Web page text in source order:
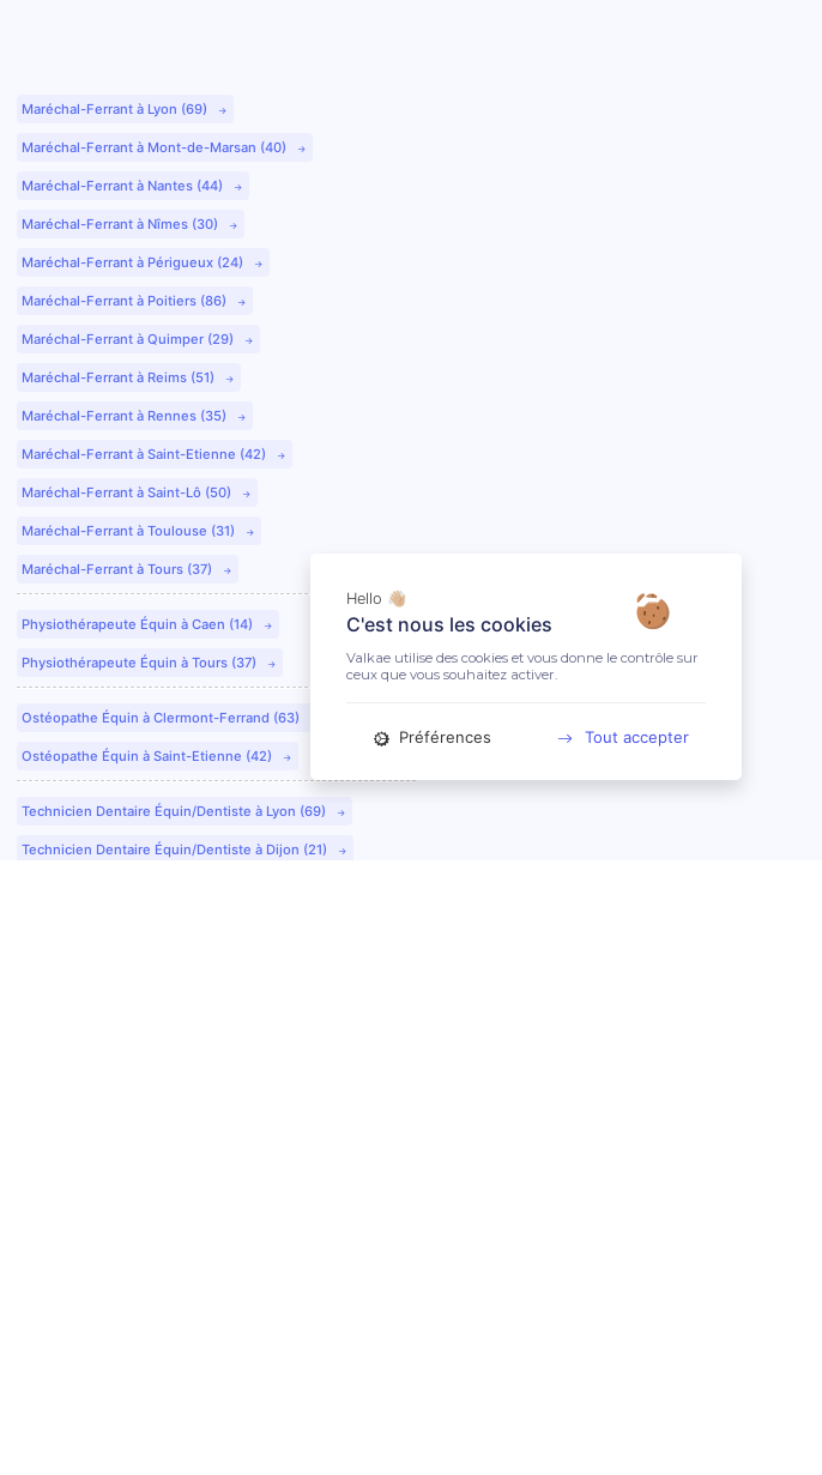
Maréchal-Ferrant à Lyon (69)
Maréchal-Ferrant à Mont-de-Marsan (40)
Maréchal-Ferrant à Nantes (44)
Maréchal-Ferrant à Nîmes (30)
Maréchal-Ferrant à Périgueux (24)
Maréchal-Ferrant à Poitiers (86)
Maréchal-Ferrant à Quimper (29)
Maréchal-Ferrant à Reims (51)
Maréchal-Ferrant à Rennes (35)
Maréchal-Ferrant à Saint-Etienne (42)
Maréchal-Ferrant à Saint-Lô (50)
Maréchal-Ferrant à Toulouse (31)
Maréchal-Ferrant à Tours (37)
Physiothérapeute Équin à Caen (14)
Physiothérapeute Équin à Tours (37)
Ostéopathe Équin à Clermont-Ferrand (63)
Ostéopathe Équin à Saint-Etienne (42)
Technicien Dentaire Équin/Dentiste à Lyon (69)
Technicien Dentaire Équin/Dentiste à Dijon (21)
Hello 👋🏼
C'est nous les cookies
Valkae utilise des cookies et vous donne le contrôle sur
ceux que vous souhaitez activer.
Préférences Tout accepter